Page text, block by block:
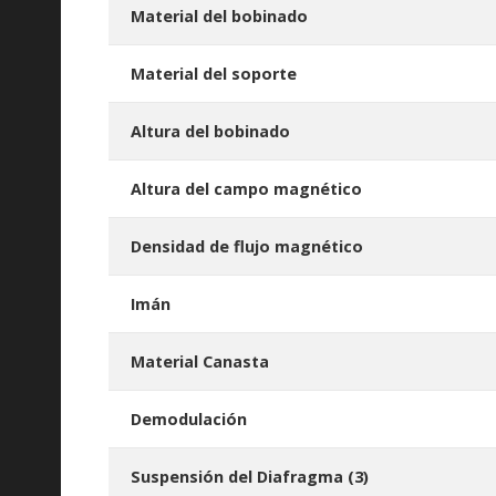
Material del bobinado
Material del soporte
Altura del bobinado
Altura del campo magnético
Densidad de flujo magnético
Imán
Material Canasta
Demodulación
Suspensión del Diafragma (3)